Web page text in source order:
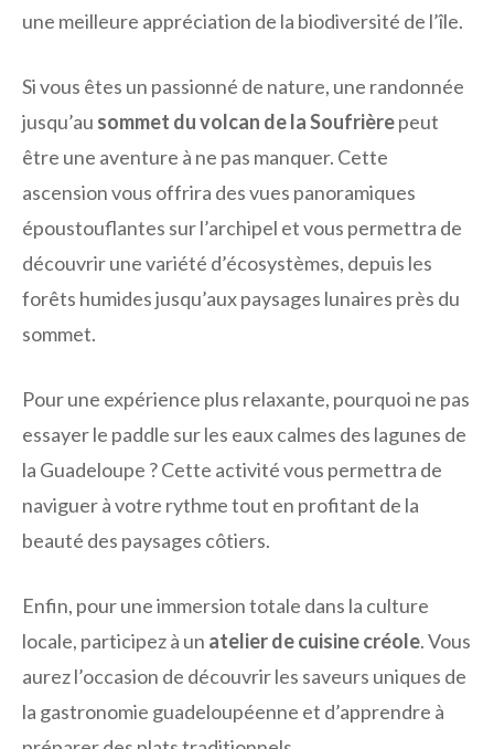
une meilleure appréciation de la biodiversité de l’île.
Si vous êtes un passionné de nature, une randonnée
jusqu’au sommet du volcan de la Soufrièrepeut
être une aventure à ne pas manquer. Cette
ascension vous offrira des vues panoramiques
époustouflantes sur l’archipel et vous permettra de
découvrir une variété d’écosystèmes, depuis les
forêts humides jusqu’aux paysages lunaires près du
sommet.
Pour une expérience plus relaxante, pourquoi ne pas
essayer le paddle sur les eaux calmes des lagunes de
la Guadeloupe ? Cette activité vous permettra de
naviguer à votre rythme tout en profitant de la
beauté des paysages côtiers.
Enfin, pour une immersion totale dans la culture
locale, participez à un atelier de cuisine créole. Vous
aurez l’occasion de découvrir les saveurs uniques de
la gastronomie guadeloupéenne et d’apprendre à